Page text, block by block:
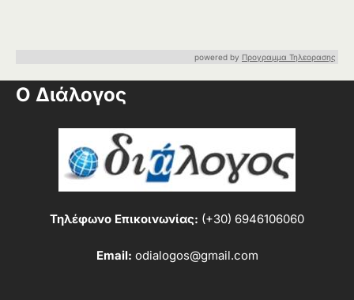
powered by Προγραμμα Τηλεορασης
Ο Διάλογος
Τηλέφωνο Επικοινωνίας: (+30) 6946106060
Email: odialogos@gmail.com